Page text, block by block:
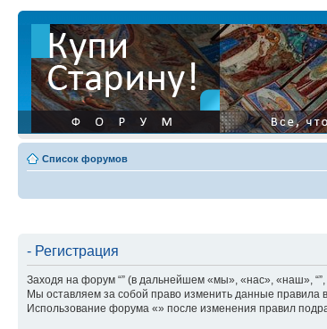
Список форумов
- Регистрация
Заходя на форум “” (в дальнейшем «мы», «нас», «наш»,
Мы оставляем за собой право изменить данные правила
Использование форума «» после изменения правил